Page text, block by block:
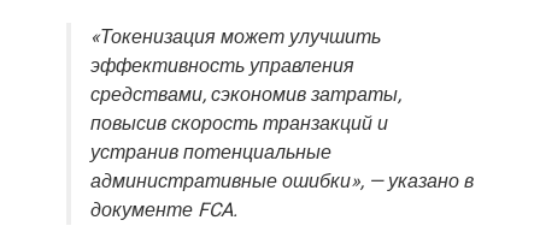
«Токенизация может улучшить
эффективность управления
средствами, сэкономив затраты,
повысив скорость транзакций и
устранив потенциальные
административные ошибки», — указано в
документе FCA.